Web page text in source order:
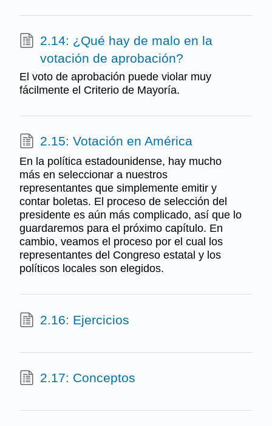
2.14: ¿Qué hay de malo en la
votación de aprobación?
El voto de aprobación puede violar muy
fácilmente el Criterio de Mayoría.
2.15: Votación en América
En la política estadounidense, hay mucho
más en seleccionar a nuestros
representantes que simplemente emitir y
contar boletas. El proceso de selección del
presidente es aún más complicado, así que lo
guardaremos para el próximo capítulo. En
cambio, veamos el proceso por el cual los
representantes del Congreso estatal y los
políticos locales son elegidos.
2.16: Ejercicios
2.17: Conceptos